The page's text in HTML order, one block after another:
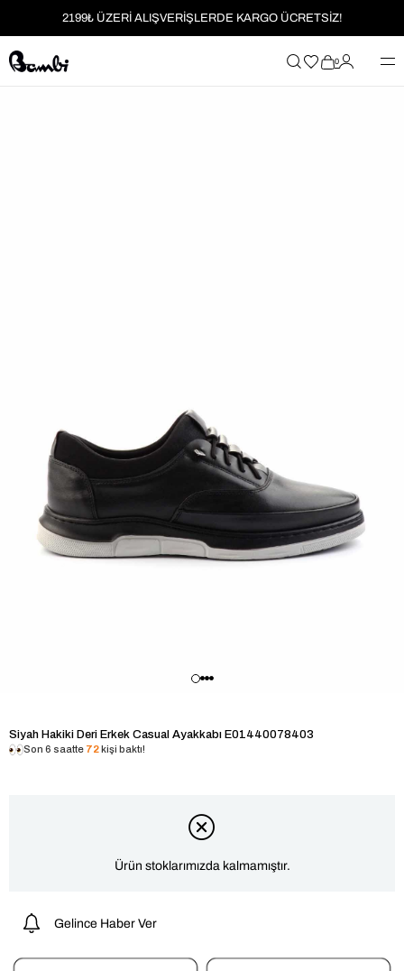
2199₺ ÜZERİ ALIŞVERİŞLERDE KARGO ÜCRETSİZ!
MOBİL UYGULAMAYA ÖZEL İLK ALIŞVERİŞİNİZE %5 İNDİRİM
0
Siyah Hakiki Deri Erkek Casual Ayakkabı E01440078403
Son 6 saatte 72kişi baktı!
Ürün stoklarımızda kalmamıştır.
Gelince Haber Ver